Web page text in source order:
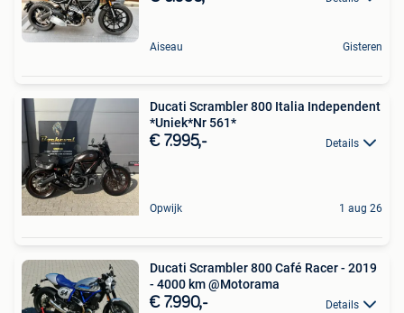
Aiseau Gisteren
Ducati Scrambler 800 Italia Independent
*Uniek*Nr 561*
€ 7.995,- Details
Opwijk 1 aug 26
Ducati Scrambler 800 Café Racer - 2019
- 4000 km @Motorama
€ 7.990,- Details